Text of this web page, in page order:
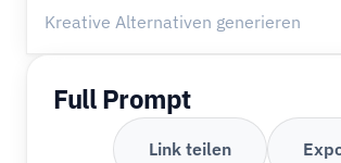
Kreative Alternativen generieren
Full Prompt
Link teilen